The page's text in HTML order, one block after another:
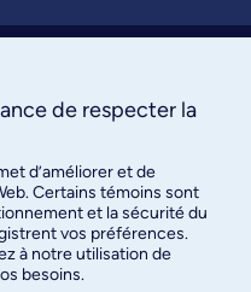
de respecter la
d’améliorer et de
Certains témoins sont
et la sécurité du
vos préférences.
à notre utilisation de
besoins.